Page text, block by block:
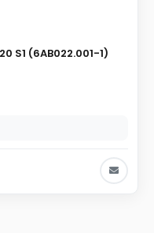
S1 (6AB022.001-1)